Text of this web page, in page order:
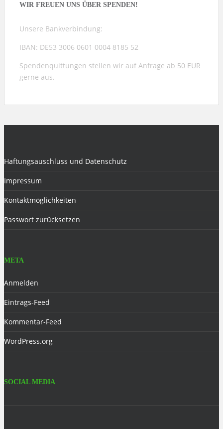
WIR FREUEN UNS ÜBER SPENDEN!
Unsere Bankverbindung:
IBAN: DE53 3006 0601 0004 8185 52
Spendenquittungen stellen wir auf Anfrage ab 50 EUR
gerne aus.
Haftungsauschluss und Datenschutz
Impressum
Kontaktmöglichkeiten
Passwort zurücksetzen
META
Anmelden
Eintrags-Feed
Kommentar-Feed
WordPress.org
SOCIAL MEDIA